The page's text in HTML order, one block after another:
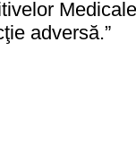
adversă.”